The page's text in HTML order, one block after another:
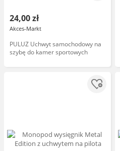
24,00 zł
Akces-Markt
PULUZ Uchwyt samochodowy na
szybę do kamer sportowych